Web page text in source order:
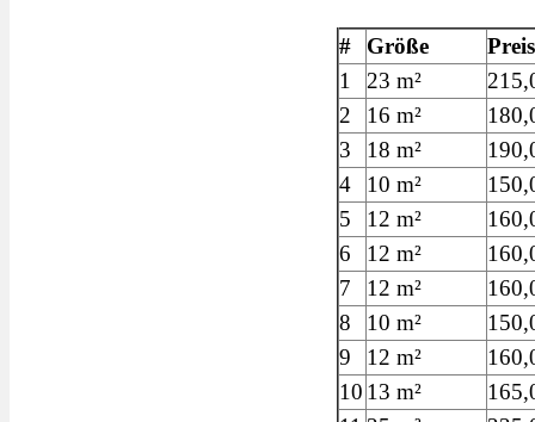
# Größe
Preis
1
23 m²
2
16 m²
3
18 m²
4
10 m²
5
12 m²
6
12 m²
7
12 m²
8
10 m²
9
12 m²
10 13 m²